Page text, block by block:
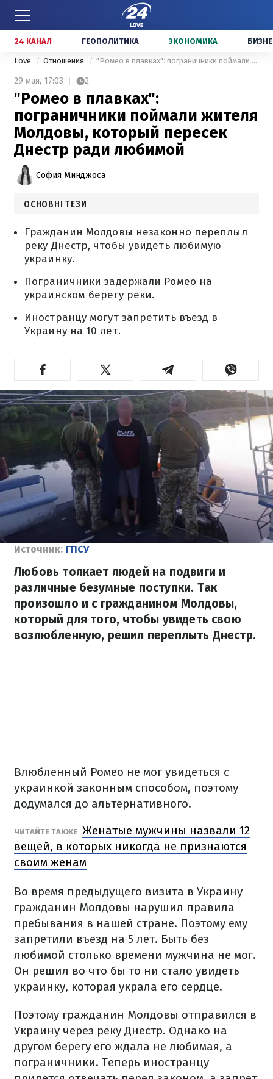
24 КАНАЛ ГЕОПОЛИТИКА ЭКОНОМИКА
Love Отношения "Ромео в плавках": пограничники поймали жителя Молдовы, который пересек Днестр ради любимой
29 мая, 17:03 2
"Ромео в плавках":
пограничники поймали жителя
Молдовы, который пересек
Днестр ради любимой
София Минджоса
ОСНОВНІ ТЕЗИ
Гражданин Молдовы незаконно переплыл
реку Днестр, чтобы увидеть любимую
украинку.
Пограничники задержали Ромео на
украинском берегу реки.
Иностранцу могут запретить въезд в
Украину на 10 лет.
Источник: ГПСУ
Любовь толкает людей на подвиги и
различные безумные поступки. Так
произошло и с гражданином Молдовы,
который для того, чтобы увидеть свою
возлюбленную, решил переплыть Днестр.
Влюбленный Ромео не мог увидеться с
украинкой законным способом, поэтому
додумался до альтернативного.
ЧИТАЙТЕ ТАКЖЕ Женатые мужчины назвали 12
вещей, в которых никогда не признаются
своим женам
Во время предыдущего визита в Украину
гражданин Молдовы нарушил правила
пребывания в нашей стране. Поэтому ему
запретили въезд на 5 лет. Быть без
любимой столько времени мужчина не мог.
Он решил во что бы то ни стало увидеть
украинку, которая украла его сердце.
Поэтому гражданин Молдовы отправился в
Украину через реку Днестр. Однако на
другом берегу его ждала не любимая, а
пограничники. Теперь иностранцу